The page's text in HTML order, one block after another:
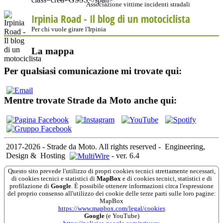
Associazione vittime incidenti stradali
Irpinia Road - Il blog di un motociclista
Per chi vuole girare l'Irpinia
La mappa
Per qualsiasi comunicazione mi trovate qui:
Mentre trovate Strade da Moto anche qui:
2017-2026 - Strade da Moto. All rights reserved - Engineering,
Design & Hosting - ver. 6.4
Questo sito prevede l'utilizzo di propri cookies tecnici strettamente necessari,
di cookies tecnici e statistici di MapBoxe di cookies tecnici, statistici e di
profilazione di Google. È possibile ottenere informazioni circa l'espressione
del proprio consenso all'utilizzo dei cookie delle terze parti sulle loro pagine:
MapBox
https://www.mapbox.com/legal/cookies
Google(e YouTube)